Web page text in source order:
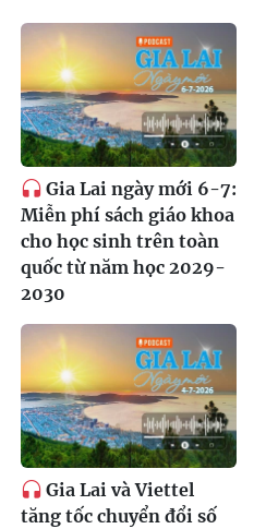
Gia Lai ngày mới 6-7:
Miễn phí sách giáo khoa
cho học sinh trên toàn
quốc từ năm học 2029-
2030
Gia Lai và Viettel
tăng tốc chuyển đổi số